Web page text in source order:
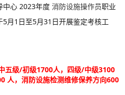
中心 2023年度 消防设施操作员职业
月1日至5月31日开展鉴定考核工
五级/初级1700人，四级/中级3100
人，消防设施检测维修保养方向600